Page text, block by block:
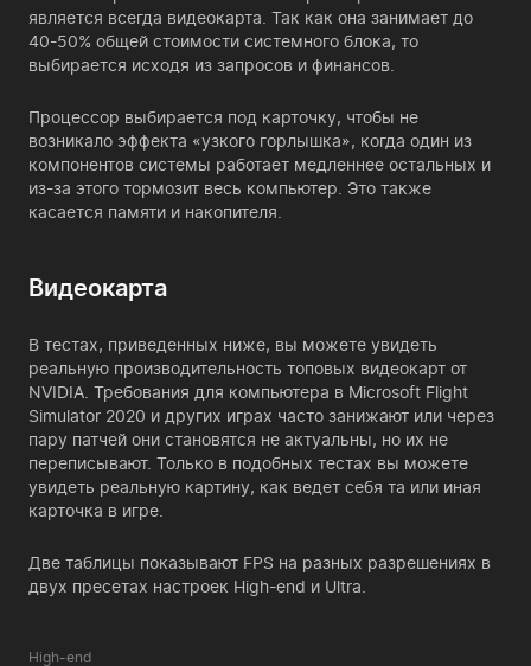
является всегда видеокарта. Так как она занимает до
40-50% общей стоимости системного блока, то
выбирается исходя из запросов и финансов.
Процессор выбирается под карточку, чтобы не
возникало эффекта «узкого горлышка», когда один из
компонентов системы работает медленнее остальных и
из-за этого тормозит весь компьютер. Это также
касается памяти и накопителя.
Видеокарта
В тестах, приведенных ниже, вы можете увидеть
реальную производительность топовых видеокарт от
NVIDIA. Требования для компьютера в Microsoft Flight
Simulator 2020 и других играх часто занижают или через
пару патчей они становятся не актуальны, но их не
переписывают. Только в подобных тестах вы можете
увидеть реальную картину, как ведет себя та или иная
карточка в игре.
Две таблицы показывают FPS на разных разрешениях в
двух пресетах настроек High-end и Ultra.
High-end